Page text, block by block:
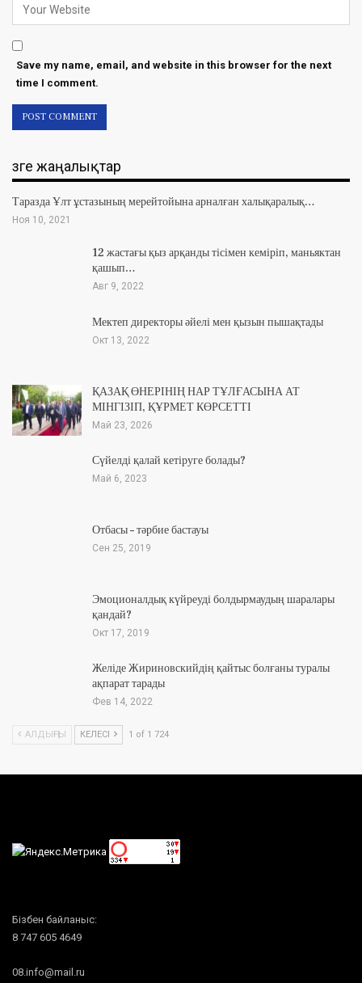
Save my name, email, and website in this browser for the next
time I comment.
Өзге жаңалықтар
Таразда Ұлт ұстазының мерейтойына арналған халықаралық…
Ноя 10, 2021
12 жастағы қыз арқанды тісімен кеміріп, маньяктан
қашып…
Авг 9, 2022
Мектеп директоры әйелі мен қызын пышақтады
Окт 13, 2022
ҚАЗАҚ ӨНЕРІНІҢ НАР ТҰЛҒАСЫНА АТ
МІНГІЗІП, ҚҰРМЕТ КӨРСЕТТІ
Май 23, 2026
Сүйелді қалай кетіруге болады?
Май 6, 2023
Отбасы – тәрбие бастауы
Сен 25, 2019
Эмоционалдық күйреуді болдырмаудың шаралары
қандай?
Окт 17, 2019
Желіде Жириновскийдің қайтыс болғаны туралы
ақпарат тарады
Фев 14, 2022
АЛДЫҢҒЫ КЕЛЕСІ 1 of 1 724
Бізбен байланыс:
8 747 605 4649
08.info@mail.ru